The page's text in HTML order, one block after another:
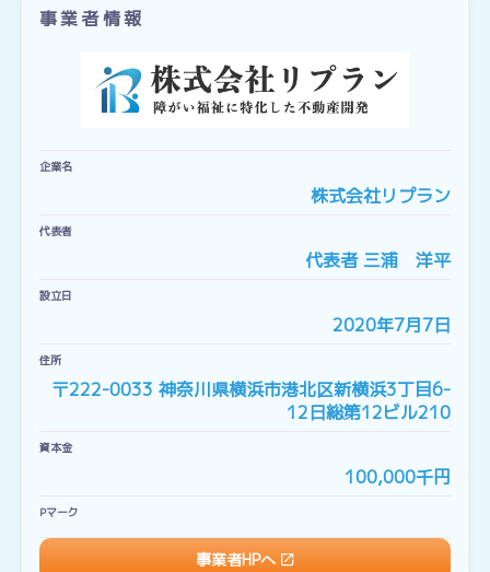
事業者情報
企業名
株式会社リプラン
代表者
代表者 三浦 洋平
設立日
2020年7月7日
住所
〒222-0033 神奈川県横浜市港北区新横浜3丁目6-
12日総第12ビル210
資本金
100,000千円
Pマーク
事業者HPへ